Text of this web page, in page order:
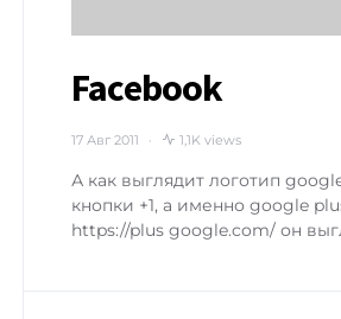
Facebook
17 Авг 2011 1,1K views
А как выглядит логотип
кнопки +1, а именно google
https://plus google.com/ он